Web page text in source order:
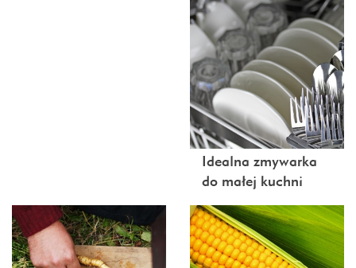
Idealna zmywarka
do małej kuchni